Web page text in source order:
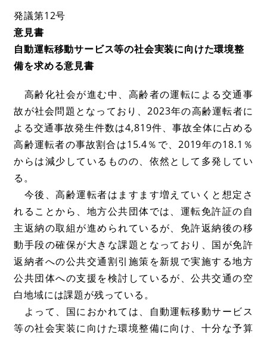
発議第12号
意見書
自動運転移動サービス等の社会実装に向けた環境整
備を求める意見書
高齢化社会が進む中、高齢者の運転による交通事
故が社会問題となっており、2023年の高齢運転者に
よる交通事故発生件数は4,819件、事故全体に占める
高齢運転者の事故割合は15.4％で、2019年の18.1％
からは減少しているものの、依然として多発してい
る。
今後、高齢運転者はますます増えていくと想定さ
れることから、地方公共団体では、運転免許証の自
主返納の取組が進められているが、免許返納後の移
動手段の確保が大きな課題となっており、国が免許
返納者への公共交通割引施策を新規で実施する地方
公共団体への支援を検討しているが、公共交通の空
白地域には課題が残っている。
よって、国におかれては、自動運転移動サービス
等の社会実装に向けた環境整備に向け、十分な予算